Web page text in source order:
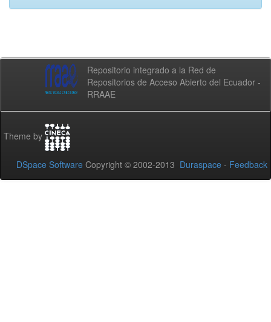
Repositorio integrado a la Red de
Repositorios de Acceso Abierto del Ecuador -
RRAAE
Theme by
DSpace Software Copyright © 2002-2013 Duraspace - Feedback